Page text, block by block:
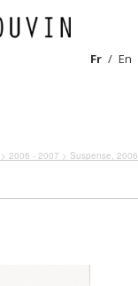
Fr En
> 2006 - 2007 > Suspense, 2006